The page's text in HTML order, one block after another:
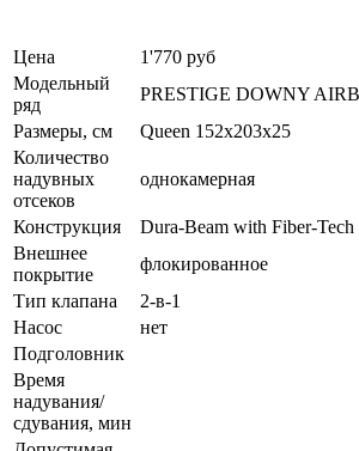
Цена 1'770 руб
Модельный
ряд
PRESTIGE DOWNY
Размеры, см
Queen 152х203х25
Количество
надувных
отсеков
однокамерная
Конструкция Dura-Beam with Fiber-Tech
Внешнее
покрытие
флокированное
Тип клапана
2-в-1
Насос
нет
Подголовник
Время
надувания/
сдувания, мин